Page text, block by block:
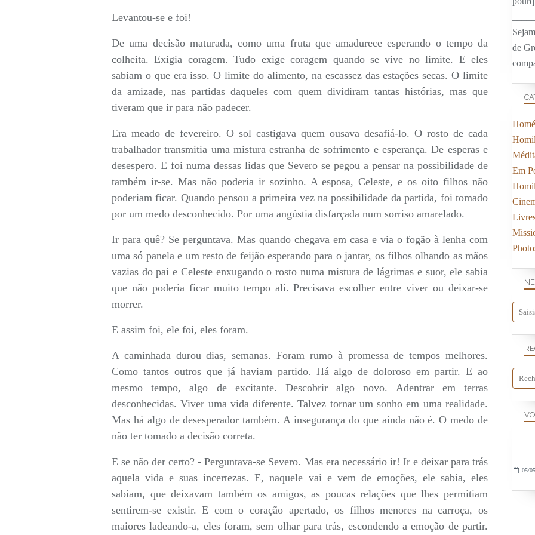
Levantou-se e foi!
De uma decisão maturada, como uma fruta que amadurece esperando o tempo da
colheita. Exigia coragem. Tudo exige coragem quando se vive no limite. E eles
sabiam o que era isso. O limite do alimento, na escassez das estações secas. O limite
da amizade, nas partidas daqueles com quem dividiram tantas histórias, mas que
tiveram que ir para não padecer.
Era meado de fevereiro. O sol castigava quem ousava desafiá-lo. O rosto de cada
trabalhador transmitia uma mistura estranha de sofrimento e esperança. De esperas e
desespero. E foi numa dessas lidas que Severo se pegou a pensar na possibilidade de
também ir-se. Mas não poderia ir sozinho. A esposa, Celeste, e os oito filhos não
poderiam ficar. Quando pensou a primeira vez na possibilidade da partida, foi tomado
por um medo desconhecido. Por uma angústia disfarçada num sorriso amarelado.
Ir para quê? Se perguntava. Mas quando chegava em casa e via o fogão à lenha com
uma só panela e um resto de feijão esperando para o jantar, os filhos olhando as mãos
vazias do pai e Celeste enxugando o rosto numa mistura de lágrimas e suor, ele sabia
que não poderia ficar muito tempo ali. Precisava escolher entre viver ou deixar-se
morrer.
E assim foi, ele foi, eles foram.
A caminhada durou dias, semanas. Foram rumo à promessa de tempos melhores.
Como tantos outros que já haviam partido. Há algo de doloroso em partir. E ao
mesmo tempo, algo de excitante. Descobrir algo novo. Adentrar em terras
desconhecidas. Viver uma vida diferente. Talvez tornar um sonho em uma realidade.
Mas há algo de desesperador também. A insegurança do que ainda não é. O medo de
não ter tomado a decisão correta.
E se não der certo? - Perguntava-se Severo. Mas era necessário ir! Ir e deixar para trás
aquela vida e suas incertezas. E, naquele vai e vem de emoções, ele sabia, eles
sabiam, que deixavam também os amigos, as poucas relações que lhes permitiam
sentirem-se existir. E com o coração apertado, os filhos menores na carroça, os
maiores ladeando-a, eles foram, sem olhar para trás, escondendo a emoção de partir.
de
05/
Em